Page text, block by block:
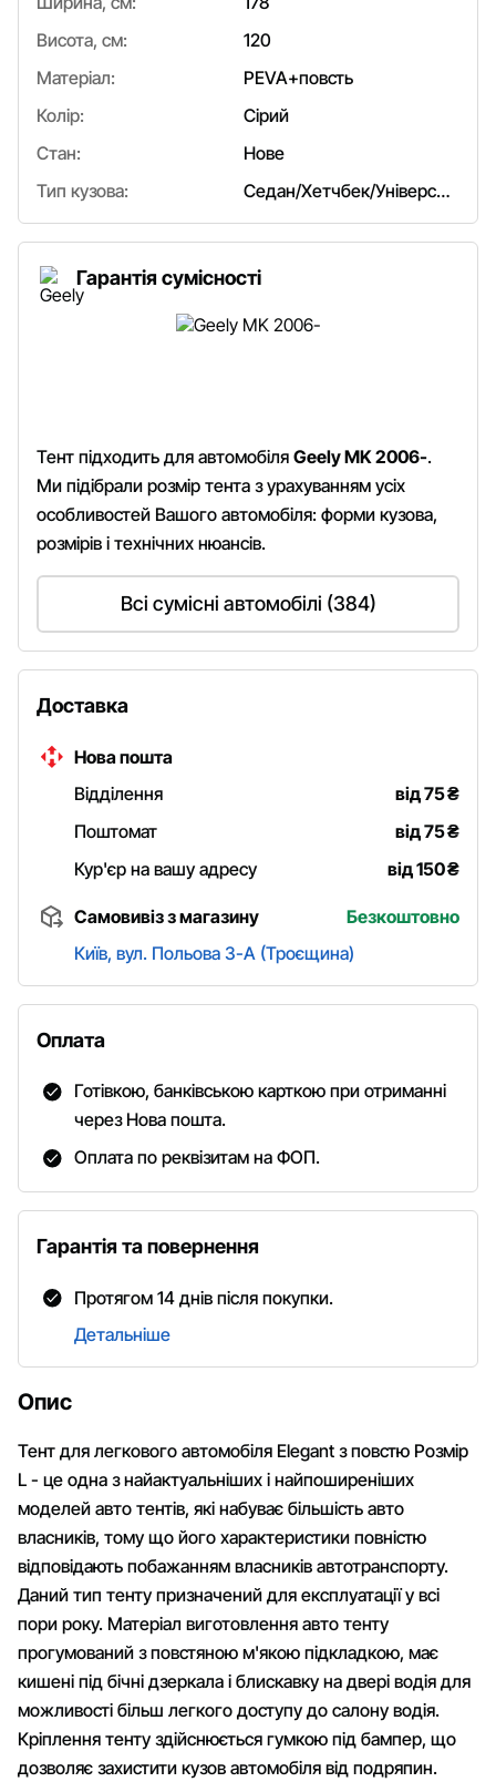
Опис
Тент для легкового автомобіля Elegant з повстю Розмір
L - це одна з найактуальніших і найпоширеніших
моделей авто тентів, які набуває більшість авто
власників, тому що його характеристики повністю
відповідають побажанням власників автотранспорту.
Даний тип тенту призначений для експлуатації у всі
пори року. Матеріал виготовлення авто тенту
прогумований з повстяною м'якою підкладкою, має
кишені під бічні дзеркала і блискавку на двері водія для
можливості більш легкого доступу до салону водія.
Кріплення тенту здійснюється гумкою під бампер, що
дозволяє захистити кузов автомобіля від подряпин.
Висота, см:
120
Матеріал:
PEVA+повсть
Колір:
Сірий
Стан:
Нове
Тип кузова:
Седан/Хетчбек/Універсал
Гарантія сумісності
Тент підходить для автомобіля Geely MK 2006-.
Ми підібрали розмір тента з урахуванням усіх
особливостей Вашого автомобіля: форми кузова,
розмірів і технічних нюансів.
Всі сумісні автомобілі (384)
Доставка
Нова пошта
Відділення
від 75₴
Поштомат
від 75₴
Кур'єр на вашу адресу
від 150₴
Самовивіз з магазину
Безкоштовно
Київ, вул. Польова 3-А (Троєщина)
Оплата
Готівкою, банківською карткою при отриманні
через Нова пошта.
Оплата по реквізитам на ФОП.
Гарантія та повернення
Протягом 14 днів після покупки.
Детальніше